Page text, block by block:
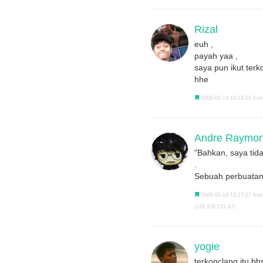
Rizal
euh ,
payah yaa ,
saya pun ikut
hhe
2009-01-14 10:18:53
Andre
"Bahkan, saya
Sebuah
2009-01-14 13:27:07
(128.109.131.47)
yogie